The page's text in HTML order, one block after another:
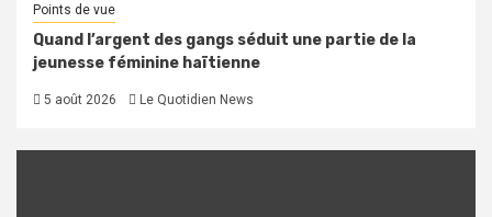
Points de vue
Quand l’argent des gangs séduit une partie de la
jeunesse féminine haïtienne
5 août 2026 Le Quotidien News